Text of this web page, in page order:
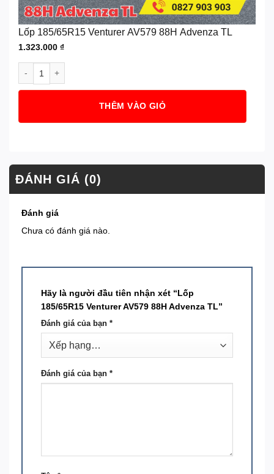
Lốp 185/65R15 Venturer AV579 88H Advenza TL
1.323.000 ₫
THÊM VÀO GIỎ
ĐÁNH GIÁ (0)
Đánh giá
Chưa có đánh giá nào.
Hãy là người đầu tiên nhận xét “Lốp
185/65R15 Venturer AV579 88H Advenza TL”
Đánh giá của bạn *
Đánh giá của bạn *